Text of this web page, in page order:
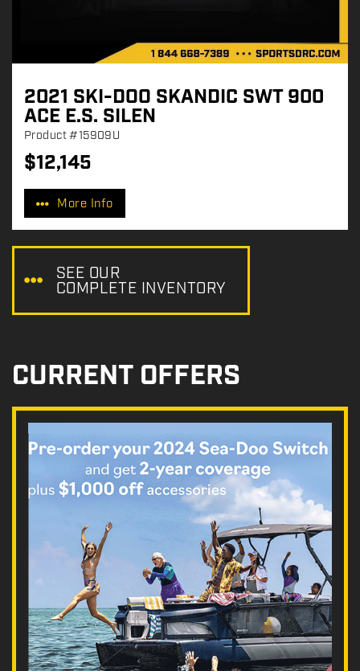
2021 SKI-DOO SKANDIC SWT 900
ACE E.S. SILEN
Product#15909U
P
r
c
$12,145
More Info
SEE OUR
COMPLETE INVENTORY
CURRENT OFFERS